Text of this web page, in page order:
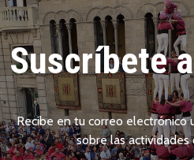
Suscríbete
Recibe en tu correo electrónico
sobre las actividades